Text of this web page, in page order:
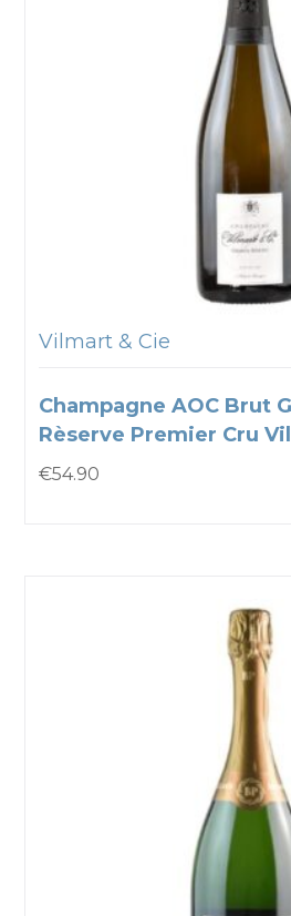
Vilmart & Cie
Champagne AOC Brut
Rèserve Premier Cru
€54.90